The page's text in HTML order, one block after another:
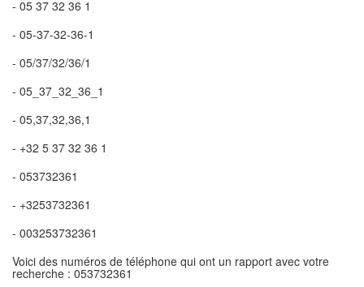
- 05 37 32 36 1
- 05-37-32-36-1
- 05/37/32/36/1
- 05_37_32_36_1
- 05,37,32,36,1
- +32 5 37 32 36 1
- 053732361
- +3253732361
- 003253732361
Voici des numéros de téléphone qui ont un rapport avec votre
recherche : 053732361